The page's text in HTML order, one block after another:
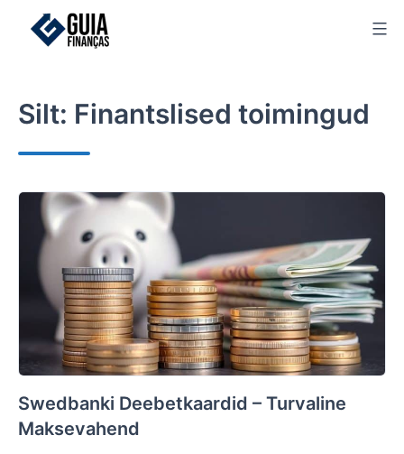
Silt: Finantslised toimingud
Swedbanki Deebetkaardid – Turvaline
Maksevahend